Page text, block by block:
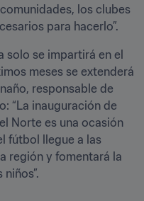
los clubes
para hacerlo”.
solo se impartirá en el
meses se extenderá
responsable de
“La inauguración de
Norte es una ocasión
fútbol llegue a las
región y fomentará la